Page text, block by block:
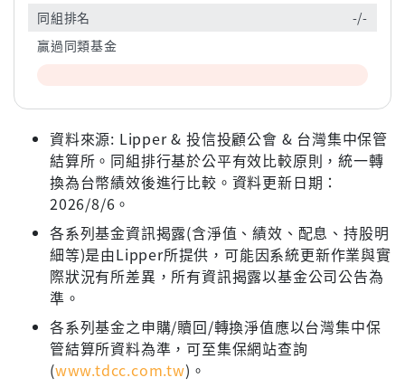
同組排名
-/-
贏過同類基金
資料來源: Lipper & 投信投顧公會 & 台灣集中保管
結算所。同組排行基於公平有效比較原則，統一轉
換為台幣績效後進行比較。資料更新日期：
2026/8/6。
各系列基金資訊揭露(含淨值、績效、配息、持股明
細等)是由Lipper所提供，可能因系統更新作業與實
際狀況有所差異，所有資訊揭露以基金公司公告為
準。
各系列基金之申購/贖回/轉換淨值應以台灣集中保
管結算所資料為準，可至集保網站查詢
(www.tdcc.com.tw)。